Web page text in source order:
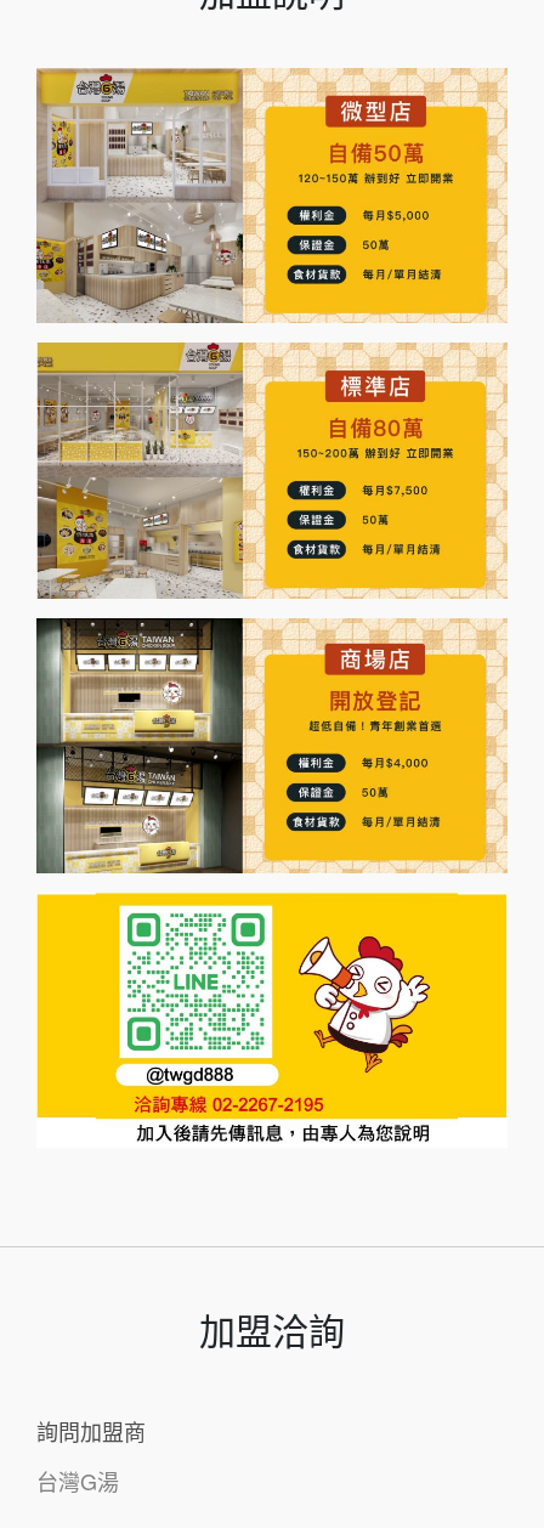
加盟洽詢
詢問加盟商
台灣G湯